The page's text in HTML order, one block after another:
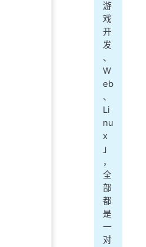
游
戏
开
发
、
W
eb
、
Li
nu
x
」
，
全
部
都
是
一
对